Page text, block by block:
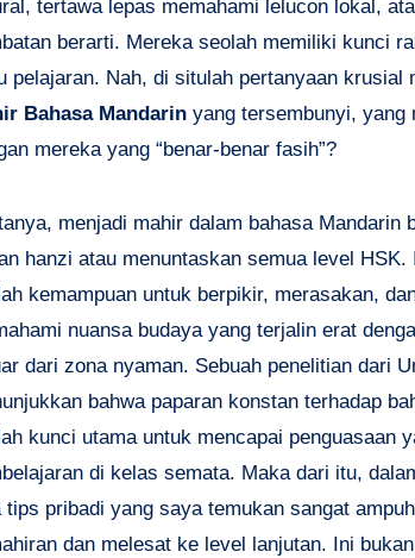
tertawa lepas memahami lelucon lokal,
berarti. Mereka seolah memiliki kunci
pelajaran. Nah, di situlah pertanyaan krusial
Bahasa Mandarin yang tersembunyi, yang
mereka yang “benar-benar fasih”?
menjadi mahir dalam bahasa Mandarin
hanzi atau menuntaskan semua level
kemampuan untuk berpikir, merasakan,
nuansa budaya yang terjalin erat
dari zona nyaman. Sebuah penelitian dari
bahwa paparan konstan terhadap
kunci utama untuk mencapai penguasaan
di kelas semata. Maka dari itu,
tips pribadi yang saya temukan sangat
dan melesat ke level lanjutan. Ini